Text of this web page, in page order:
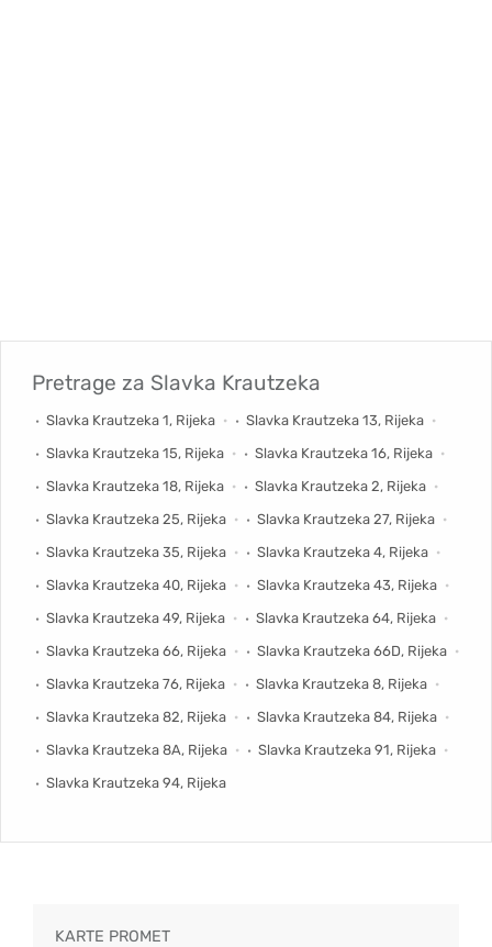
Pretrage za Slavka Krautzeka
Slavka Krautzeka 1, Rijeka
Slavka Krautzeka 13, Rijeka
Slavka Krautzeka 15, Rijeka
Slavka Krautzeka 16, Rijeka
Slavka Krautzeka 18, Rijeka
Slavka Krautzeka 2, Rijeka
Slavka Krautzeka 25, Rijeka
Slavka Krautzeka 27, Rijeka
Slavka Krautzeka 35, Rijeka
Slavka Krautzeka 4, Rijeka
Slavka Krautzeka 40, Rijeka
Slavka Krautzeka 43, Rijeka
Slavka Krautzeka 49, Rijeka
Slavka Krautzeka 64, Rijeka
Slavka Krautzeka 66, Rijeka
Slavka Krautzeka 66D, Rijeka
Slavka Krautzeka 76, Rijeka
Slavka Krautzeka 8, Rijeka
Slavka Krautzeka 82, Rijeka
Slavka Krautzeka 84, Rijeka
Slavka Krautzeka 8A, Rijeka
Slavka Krautzeka 91, Rijeka
Slavka Krautzeka 94, Rijeka
KARTE PROMET